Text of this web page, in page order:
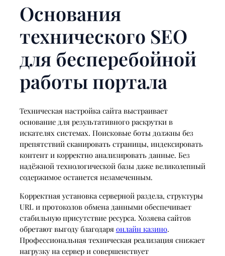
Основания
технического SEO
для бесперебойной
работы портала
Техническая настройка сайта выстраивает
основание для результативного раскрутки в
искателях системах. Поисковые боты должны без
препятствий сканировать страницы, индексировать
контент и корректно анализировать данные. Без
надёжной технологической базы даже великолепный
содержимое останется незамеченным.
Корректная установка серверной раздела, структуры
URL и протоколов обмена данными обеспечивает
стабильную присутствие ресурса. Хозяева сайтов
обретают выгоду благодаря онлайн казино.
Профессиональная техническая реализация снижает
нагрузку на сервер и совершенствует